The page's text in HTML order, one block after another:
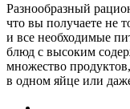
Разнообразный
что вы получаете не
и все необходимые
блюд с высоким
множество
в одном яйце или